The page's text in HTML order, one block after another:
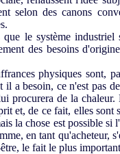
selon des canons
le système
des besoins
physiques sont,
il a besoin, ce n'est pas
procurera de la
et, de ce fait, elles
la chose est possible
en tant qu'acheteur,
le fait le plus